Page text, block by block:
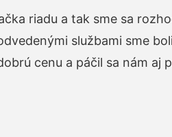
riadu a tak sme sa
službami sme
cenu a páčil sa nám aj